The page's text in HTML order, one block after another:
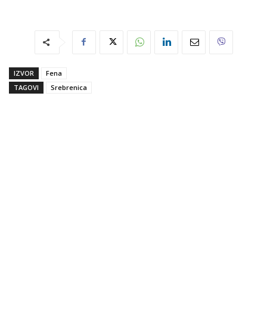
IZVOR
Fena
TAGOVI
Srebrenica